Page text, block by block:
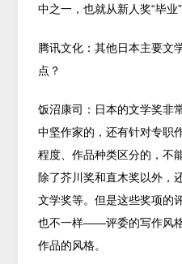
中之一，也就从新人奖“毕业”
腾讯文化：其他日本主要文
点？
饭沼康司：日本的文学奖非
中坚作家的，还有针对专职
程度、作品种类区分的，不
除了芥川奖和直木奖以外，
文学奖等。但是这些奖项的
也不一样——评委的写作风
作品的风格。